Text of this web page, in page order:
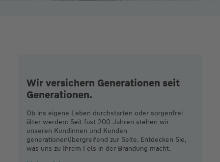
Wir versichern Generationen seit
Generationen.
Ob ins eigene Leben durchstarten oder sorgenfrei
älter werden: Seit fast 200 Jahren stehen wir
unseren Kundinnen und Kunden
generationenübergreifend zur Seite. Entdecken Sie,
was uns zu Ihrem Fels in der Brandung macht.